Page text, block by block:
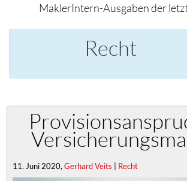
MaklerIntern-Ausgaben der
Recht
11. Juni 2020, Gerhard Veits | Recht